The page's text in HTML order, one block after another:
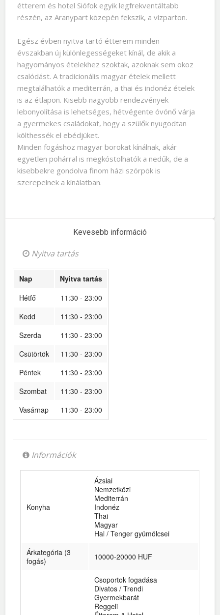
étterem és hotel Siófok egyik legfrekventáltabb
részén, az Aranypart közepén fekszik, a vízparton.
Egész évben nyitva tartó étterem minden
évszakban új különlegességeket kínál, de akik a
hagyományos ételekhez szoktak, azoknak sem okoz
csalódást. A tradicionális magyar ételek mellett
megtalálhatók a mediterrán, a thai és indonéz ételek
is az étlapon. Kisebb nagyobb rendezvények
lebonyolítása is lehetséges, hétvégente óvónő várja
a gyermekes családokat, hogy a szülők nyugodtan
költhessék el ebédjüket.
Minden fogáshoz magyar borokat kínálnak, akár
egyetlen pohárral is megkóstolhatók a nedűk, de a
kisebbekre gondolva finom házi szörpök is
szerepelnek a kínálatban.
Kevesebb információ
Nyitva tartás
Nap
Nyitva tartás
Hétfő
11:30 - 23:00
Kedd
11:30 - 23:00
Szerda
11:30 - 23:00
Csütörtök
11:30 - 23:00
Péntek
11:30 - 23:00
Szombat
11:30 - 23:00
Vasárnap
11:30 - 23:00
Információk
Konyha
Ázsiai
Nemzetközi
Mediterrán
Indonéz
Thai
Magyar
Hal / Tenger gyümölcsei
Árkategória (3
fogás)
10000-20000 HUF
Csoportok fogadása
Divatos / Trendi
Gyermekbarát
Reggeli